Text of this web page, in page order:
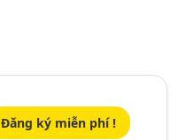
Đăng ký miễn phí !